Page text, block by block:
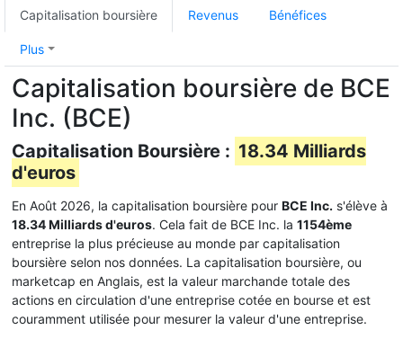
Capitalisation boursière Revenus Bénéfices
Plus
Capitalisation boursière de BCE
Inc. (BCE)
Capitalisation Boursière : 18.34 Milliards
d'euros
En Août 2026, la capitalisation boursière pour BCE Inc. s'élève à
18.34 Milliards d'euros. Cela fait de BCE Inc. la 1154ème
entreprise la plus précieuse au monde par capitalisation
boursière selon nos données. La capitalisation boursière, ou
marketcap en Anglais, est la valeur marchande totale des
actions en circulation d'une entreprise cotée en bourse et est
couramment utilisée pour mesurer la valeur d'une entreprise.